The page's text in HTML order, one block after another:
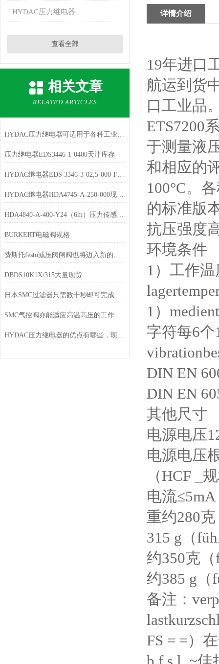
HYDAC压力继电器
查看全部
相关文章
RELATED ARTICLES
HYDAC压力继电器可适用于各种工业领域
压力继电器EDS3446-1-0400天津库存
HYDAC继电器EDS 3346-3-02,5-000-F1库存充足
HYDAC继电器HDA4745-A-250-000现货供货
HDA4840-A-400-Y24（6m）压力传感器原装
BURKERT电磁阀规格
费斯托festo减压阀闸阀也将迈入新的机会和大转折
DBDS10K1X/315大量现货
日本SMC过滤器只需数十秒即可完成寿命长
SMC气控阀亦能适应高温高压的工作条件
HYDAC压力继电器的优点有哪些，现在知道还不晚
详情介绍
19年进口
航运到货
口工业品
ETS7200
于测量液
和相应的
100°C。
的标准版
抗压强度
环境条件
1）工作温
1）
字符每6
DIN EN
DIN EN
其他尺寸
电源电压
电源电压
（HCF _
电流≤5mA
重约280
315 g（
约350克
约385 g（
备注：
FS = =）